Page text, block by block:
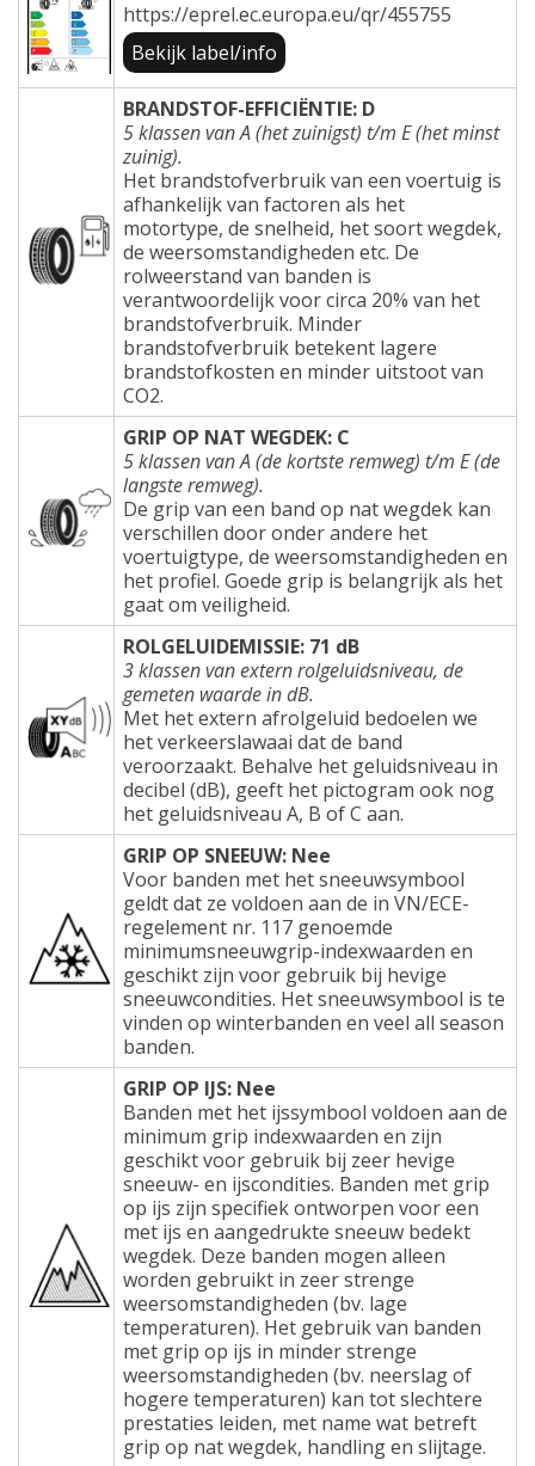
https://eprel.ec.europa.eu/qr/455755
Bekijk label/info
BRANDSTOF-EFFICIËNTIE: D
5 klassen van A (het zuinigst) t/m E (het minst
zuinig).
Het brandstofverbruik van een voertuig is
afhankelijk van factoren als het
motortype, de snelheid, het soort wegdek,
de weersomstandigheden etc. De
rolweerstand van banden is
verantwoordelijk voor circa 20% van het
brandstofverbruik. Minder
brandstofverbruik betekent lagere
brandstofkosten en minder uitstoot van
CO2.
GRIP OP NAT WEGDEK: C
5 klassen van A (de kortste remweg) t/m E (de
langste remweg).
De grip van een band op nat wegdek kan
verschillen door onder andere het
voertuigtype, de weersomstandigheden en
het profiel. Goede grip is belangrijk als het
gaat om veiligheid.
ROLGELUIDEMISSIE: 71 dB
3 klassen van extern rolgeluidsniveau, de
gemeten waarde in dB.
Met het extern afrolgeluid bedoelen we
het verkeerslawaai dat de band
veroorzaakt. Behalve het geluidsniveau in
decibel (dB), geeft het pictogram ook nog
het geluidsniveau A, B of C aan.
GRIP OP SNEEUW: Nee
Voor banden met het sneeuwsymbool
geldt dat ze voldoen aan de in VN/ECE-
regelement nr. 117 genoemde
minimumsneeuwgrip-indexwaarden en
geschikt zijn voor gebruik bij hevige
sneeuwcondities. Het sneeuwsymbool is te
vinden op winterbanden en veel all season
banden.
GRIP OP IJS: Nee
Banden met het ijssymbool voldoen aan de
minimum grip indexwaarden en zijn
geschikt voor gebruik bij zeer hevige
sneeuw- en ijscondities. Banden met grip
op ijs zijn specifiek ontworpen voor een
met ijs en aangedrukte sneeuw bedekt
wegdek. Deze banden mogen alleen
worden gebruikt in zeer strenge
weersomstandigheden (bv. lage
temperaturen). Het gebruik van banden
met grip op ijs in minder strenge
weersomstandigheden (bv. neerslag of
hogere temperaturen) kan tot slechtere
prestaties leiden, met name wat betreft
grip op nat wegdek, handling en slijtage.